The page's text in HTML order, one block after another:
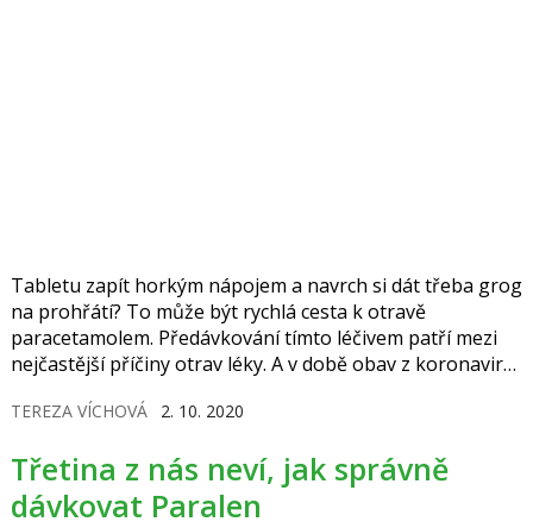
Tabletu zapít horkým nápojem a navrch si dát třeba grog
na prohřátí? To může být rychlá cesta k otravě
paracetamolem. Předávkování tímto léčivem patří mezi
nejčastější příčiny otrav léky. A v době obav z koronaviru
TEREZA VÍCHOVÁ 2. 10. 2020
Třetina z nás neví, jak správně
dávkovat Paralen